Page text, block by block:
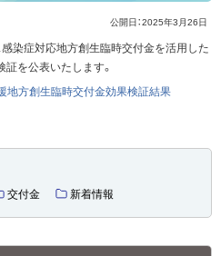
公開日：2025年3月26日
染症対応地方創生臨時交付金を活用した
証を公表いたします。
地方創生臨時交付金効果検証結果
交付金 新着情報